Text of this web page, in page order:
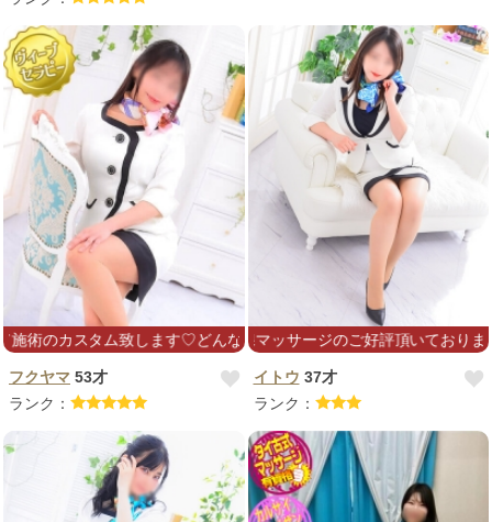
致します♡どんなお疲れでもご相談下さい☆お会い出来るのを楽し
フクヤマ 53才
ランク：
マッサージ、前立腺マッサージのご好評頂いております。パウダー
イトウ 37才
ランク：